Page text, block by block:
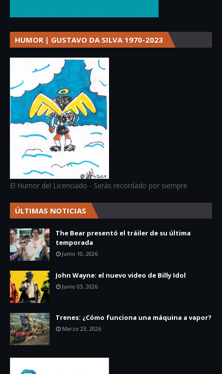
HUMOR | GUSTAVO DA SILVA 1970-2023
El Humor del Licenciado - Serás recordado por siempre
ÚLTIMAS NOTICIAS
The Bear presentó el tráiler de su última
temporada
Junio 10, 2026
John Wayne: el nuevo video de Billy Idol
Junio 03, 2026
Trenes: ¿Cómo funciona una máquina a vapor?
Marzo 23, 2026